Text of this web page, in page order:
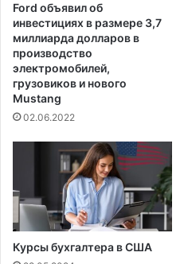
и
ж
н
и
е
т
п
р
т
И
р
а
и
л
я
е
я
с
Ford объявил об
инвестициях в размере 3,7
миллиарда долларов в
производство
электромобилей,
грузовиков и нового
Mustang
02.06.2022
Курсы бухгалтера в США